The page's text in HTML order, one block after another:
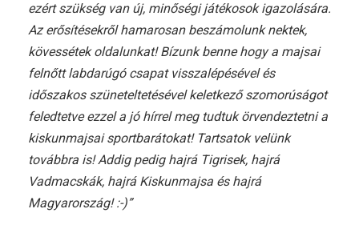
ezért szükség van új, minőségi játékosok igazolására.
Az erősítésekről hamarosan beszámolunk nektek,
kövessétek oldalunkat! Bízunk benne hogy a majsai
felnőtt labdarúgó csapat visszalépésével és
időszakos szüneteltetésével keletkező szomorúságot
feledtetve ezzel a jó hírrel meg tudtuk örvendeztetni a
kiskunmajsai sportbarátokat! Tartsatok velünk
továbbra is! Addig pedig hajrá Tigrisek, hajrá
Vadmacskák, hajrá Kiskunmajsa és hajrá
Magyarország! :-)”